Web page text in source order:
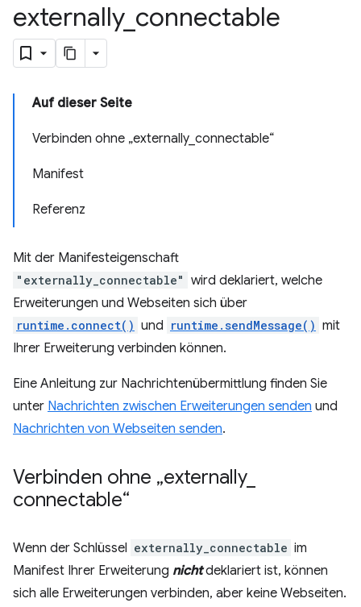
externally_ connectable
Auf dieser Seite
Verbinden ohne „externally_connectable“
Manifest
Referenz
Mit der Manifesteigenschaft
"externally_connectable" wird deklariert, welche
Erweiterungen und Webseiten sich über
runtime.connect() und runtime.sendMessage() mit
Ihrer Erweiterung verbinden können.
Eine Anleitung zur Nachrichtenübermittlung finden Sie
unter Nachrichten zwischen Erweiterungen senden und
Nachrichten von Webseiten senden.
Verbinden ohne „externally_
connectable“
Wenn der Schlüssel externally_connectable im
Manifest Ihrer Erweiterung nichtdeklariert ist, können
sich alle Erweiterungen verbinden, aber keine Webseiten.